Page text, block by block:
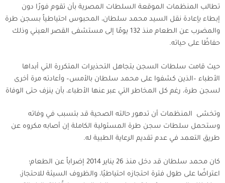
تطالب المنظمات الموقعة السلطات المصرية بأن تقوم فورًا دون
إبطاء بإعادة نقل السيد محمد سلطان، المحبوس احتياطياً بسجن طرة
والمضرب عن الطعام منذ 132 يومًا إلى مستشفى القصر العيني وذلك
حفاظًا على حياته.
حيث قامت سلطات السجن بتجاهل التحذيرات المتكررة التي أبداها
الأطباء –الذين كشفوا على محمد سلطان بالأمس– وأعادته مرة أخرى
لسجن طرة، رغم كل المخاطر التي عبر عنها الأطباء، بأن ينزف حتى الوفاة
وتخشى المنظمات أن تدهور حالته الصحية قد بتسبب في وفاته
وستحمل سلطات سجن طرة المسئولية الكاملة إن أصابه مكروه عن
طريق التعمد في عدم تقديم الرعاية الطبية له.
كان محمد سلطان قد دخل منذ 26 يناير 2014 إضراباً عن الطعام؛
اعتراضًا على طول فترة احتجازه احتياطيًا، والظروف السيئة للاحتجاز،